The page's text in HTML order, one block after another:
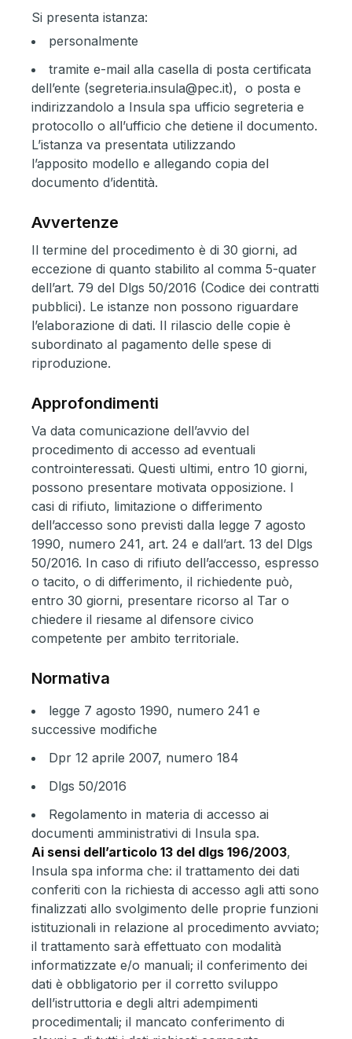
Si presenta istanza:
personalmente
tramite e-mail alla casella di posta certificata
dell’ente (segreteria.insula@pec.it), o posta e
indirizzandolo a Insula spa ufficio segreteria e
protocollo o all’ufficio che detiene il documento.
L’istanza va presentata utilizzando
l’apposito modello e allegando copia del
documento d’identità.
Avvertenze
Il termine del procedimento è di 30 giorni, ad
eccezione di quanto stabilito al comma 5-quater
dell’art. 79 del Dlgs 50/2016 (Codice dei contratti
pubblici). Le istanze non possono riguardare
l’elaborazione di dati. Il rilascio delle copie è
subordinato al pagamento dellespese di
riproduzione.
Approfondimenti
Va data comunicazione dell’avvio del
procedimento di accesso ad eventuali
controinteressati. Questi ultimi, entro 10 giorni,
possono presentare motivata opposizione. I
casi di rifiuto, limitazione o differimento
dell’accesso sono previsti dalla legge 7 agosto
1990, numero 241, art. 24 e dall’art. 13 del Dlgs
50/2016. In caso di rifiuto dell’accesso, espresso
o tacito, o di differimento, il richiedente può,
entro 30 giorni, presentare ricorso al Tar o
chiedere il riesame al difensore civico
competente per ambito territoriale.
Normativa
legge 7 agosto 1990, numero 241 e
successive modifiche
Dpr 12 aprile 2007, numero 184
Dlgs 50/2016
Regolamento in materia di accesso ai
documenti amministrativi di Insula spa.
Ai sensi dell’articolo 13 del dlgs 196/2003,
Insula spa informa che: il trattamento dei dati
conferiti con la richiesta di accesso agli atti sono
finalizzati allo svolgimento delle proprie funzioni
istituzionali in relazione al procedimento avviato;
il trattamento sarà effettuato con modalità
informatizzate e/o manuali; il conferimento dei
dati è obbligatorio per il corretto sviluppo
dell’istruttoria e degli altri adempimenti
procedimentali; il mancato conferimento di